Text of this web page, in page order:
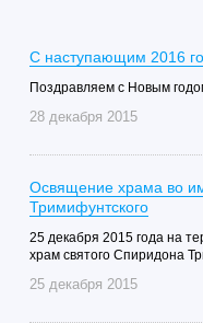
С наступающим 2016
Поздравляем с Новым
28 декабря 2015
Освящение храма во
Тримифунтского
25 декабря 2015 года на
храм святого Спиридона
25 декабря 2015